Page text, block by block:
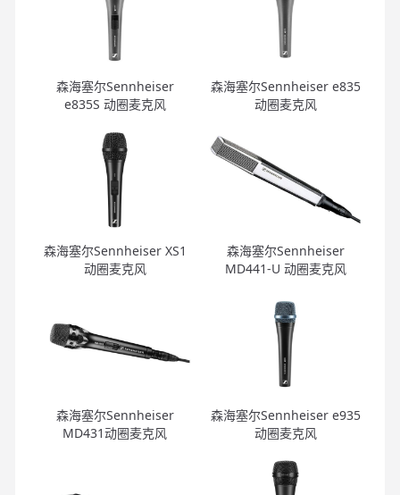
森海塞尔Sennheiser
e835S 动圈麦克风
森海塞尔Sennheiser e835
动圈麦克风
森海塞尔Sennheiser XS1
动圈麦克风
森海塞尔Sennheiser
MD441-U 动圈麦克风
森海塞尔Sennheiser
MD431动圈麦克风
森海塞尔Sennheiser e935
动圈麦克风